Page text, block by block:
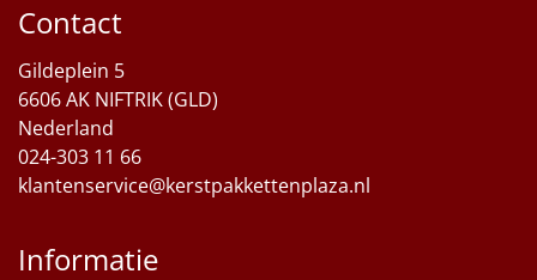
Contact
Gildeplein 5
6606 AK NIFTRIK (GLD)
Nederland
024-303 11 66
klantenservice@kerstpakkettenplaza.nl
Informatie